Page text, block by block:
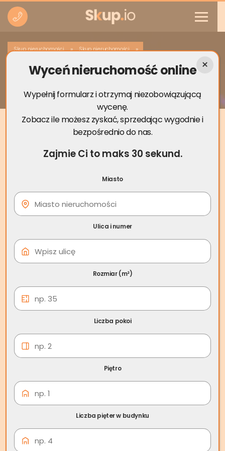
Skup nieruchomości » Skup nieruchomości »
Skup nieruchomości Prószków
08 czeSkup nieruchomości
Prószków
Wyceń nieruchomość online
Wypełnij formularz i otrzymaj niezobowiązującą
wycenę.
Zobacz ile możesz zyskać, sprzedając wygodnie i
bezpośrednio do nas.
Zajmie Ci to maks 30 sekund.
Miasto
Ulica i numer
Rozmiar (m²)
Liczba pokoi
Piętro
Liczba pięter w budynku